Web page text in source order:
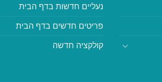
נעליים חדשות בדף הבית
פריטים חדשים בדף הבית
קולקציה חדשה